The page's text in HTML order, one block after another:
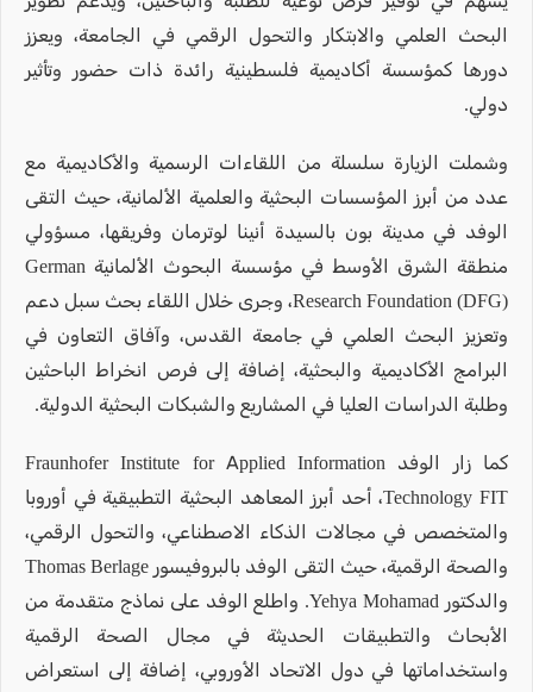
البحث العلمي والابتكار والتحول الرقمي في الجامعة، ويعزز
دورها كمؤسسة أكاديمية فلسطينية رائدة ذات حضور وتأثير
دولي.
وشملت الزيارة سلسلة من اللقاءات الرسمية والأكاديمية مع
عدد من أبرز المؤسسات البحثية والعلمية الألمانية، حيث التقى
الوفد في مدينة بون بالسيدة أنينا لوترمان وفريقها، مسؤولي
منطقة الشرق الأوسط في مؤسسة البحوث الألمانية German
Research Foundation (DFG)، وجرى خلال اللقاء بحث سبل دعم
وتعزيز البحث العلمي في جامعة القدس، وآفاق التعاون في
البرامج الأكاديمية والبحثية، إضافة إلى فرص انخراط الباحثين
وطلبة الدراسات العليا في المشاريع والشبكات البحثية الدولية.
كما زار الوفد Fraunhofer Institute for Applied Information
Technology FIT، أحد أبرز المعاهد البحثية التطبيقية في أوروبا
والمتخصص في مجالات الذكاء الاصطناعي، والتحول الرقمي،
والصحة الرقمية، حيث التقى الوفد بالبروفيسور Thomas Berlage
والدكتور Yehya Mohamad. واطلع الوفد على نماذج متقدمة من
الأبحاث والتطبيقات الحديثة في مجال الصحة الرقمية
واستخداماتها في دول الاتحاد الأوروبي، إضافة إلى استعراض